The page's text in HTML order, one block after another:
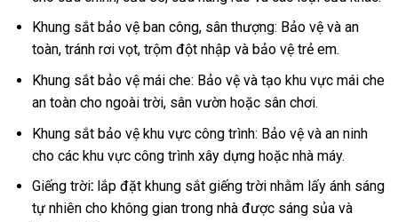
Khung sắt bảo vệ ban công, sân thượng: Bảo vệ và an
toàn, tránh rơi vọt, trộm đột nhập và bảo vệ trẻ em.
Khung sắt bảo vệ mái che: Bảo vệ và tạo khu vực mái che
an toàn cho ngoài trời, sân vườn hoặc sân chơi.
Khung sắt bảo vệ khu vực công trình: Bảo vệ và an ninh
cho các khu vực công trình xây dựng hoặc nhà máy.
Giếng trời:lắp đặt khung sắt giếng trời nhằm lấy ánh sáng
tự nhiên cho không gian trong nhà được sáng sủa và